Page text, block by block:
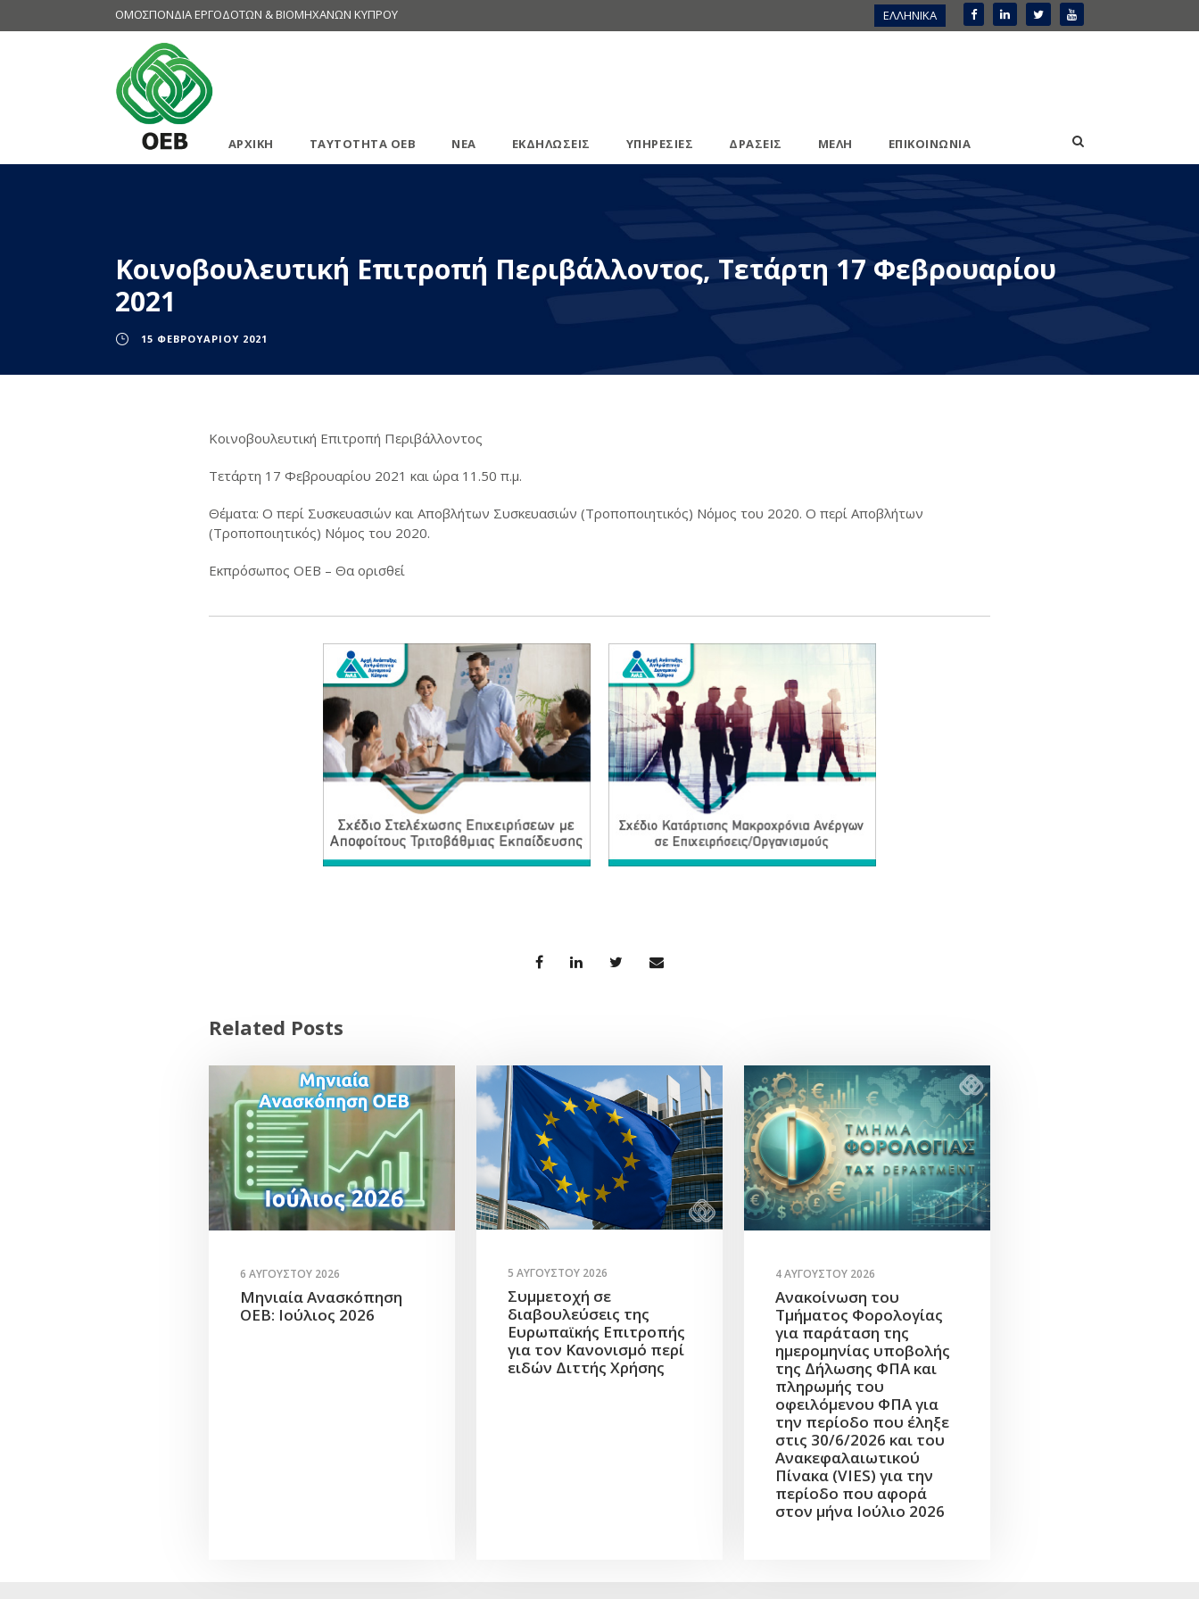
ΟΜΟΣΠΟΝΔΙΑ ΕΡΓΟΔΟΤΩΝ & ΒΙΟΜΗΧΑΝΩΝ ΚΥΠΡΟΥ ΕΛΛΗΝΙΚΑ
ΑΡΧΙΚΗ ΤΑΥΤΟΤΗΤΑ ΟΕΒ ΝΕΑ ΕΚΔΗΛΩΣΕΙΣ ΥΠΗΡΕΣΙΕΣ ΔΡΑΣΕΙΣ ΜΕΛΗ ΕΠΙΚΟΙΝΩΝΙΑ
Κοινοβουλευτική Επιτροπή Περιβάλλοντος, Τετάρτη 17 Φεβρουαρίου
2021
15 ΦΕΒΡΟΥΑΡΊΟΥ 2021
Κοινοβουλευτική Επιτροπή Περιβάλλοντος
Τετάρτη 17 Φεβρουαρίου 2021 και ώρα 11.50 π.μ.
Θέματα: Ο περί Συσκευασιών και Αποβλήτων Συσκευασιών (Τροποποιητικός) Νόμος του 2020. Ο περί Αποβλήτων
(Τροποποιητικός) Νόμος του 2020.
Εκπρόσωπος ΟΕΒ – Θα ορισθεί
Related Posts
6 ΑΥΓΟΎΣΤΟΥ 2026
Μηνιαία Ανασκόπηση
ΟΕΒ: Ιούλιος 2026
5 ΑΥΓΟΎΣΤΟΥ 2026
Συμμετοχή σε
διαβουλεύσεις της
Ευρωπαϊκής Επιτροπής
για τον Κανονισμό περί
ειδών Διττής Χρήσης
4 ΑΥΓΟΎΣΤΟΥ 2026
Ανακοίνωση του
Τμήματος Φορολογίας
για παράταση της
ημερομηνίας υποβολής
της Δήλωσης ΦΠΑ και
πληρωμής του
οφειλόμενου ΦΠΑ για
την περίοδο που έληξε
στις 30/6/2026 και του
Ανακεφαλαιωτικού
Πίνακα (VIES) για την
περίοδο που αφορά
στον μήνα Ιούλιο 2026